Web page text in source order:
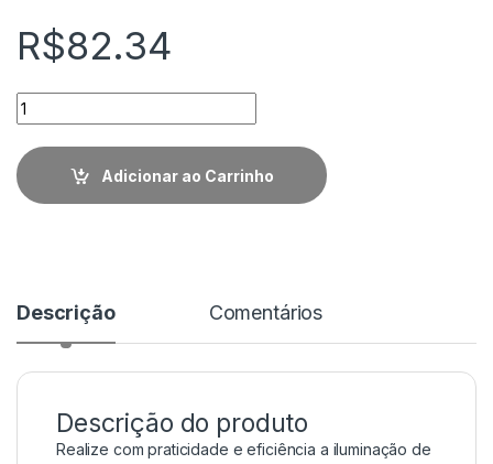
R$82.34
Quantidade
Adicionar ao Carrinho
Descrição Comentários
Descrição do produto
Realize com praticidade e eficiência a iluminação de